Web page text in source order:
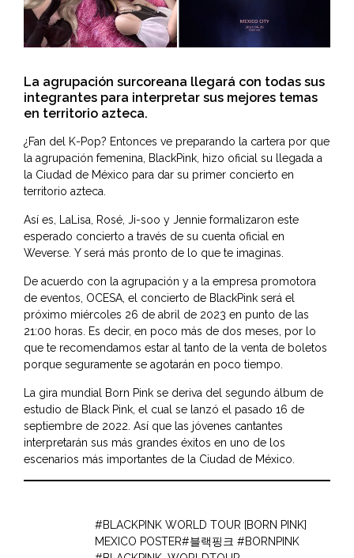
La agrupación surcoreana llegará con todas sus
integrantes para interpretar sus mejores temas
en territorio azteca.
¿Fan del K-Pop? Entonces ve preparando la cartera por que
la agrupación femenina, BlackPink, hizo oficial su llegada a
la Ciudad de México para dar su primer concierto en
territorio azteca.
Así es, LaLisa, Rosé, Ji-soo y Jennie formalizaron este
esperado concierto a través de su cuenta oficial en
Weverse. Y será más pronto de lo que te imaginas.
De acuerdo con la agrupación y a la empresa promotora
de eventos, OCESA, el concierto de BlackPink será el
próximo miércoles 26 de abril de 2023 en punto de las
21:00 horas. Es decir, en poco más de dos meses, por lo
que te recomendamos estar al tanto de la venta de boletos
porque seguramente se agotarán en poco tiempo.
La gira mundial Born Pink se deriva del segundo álbum de
estudio de Black Pink, el cual se lanzó el pasado 16 de
septiembre de 2022. Así que las jóvenes cantantes
interpretarán sus más grandes éxitos en uno de los
escenarios más importantes de la Ciudad de México.
#BLACKPINK WORLD TOUR [BORN PINK]
MEXICO POSTER#블랙핑크 #BORNPINK